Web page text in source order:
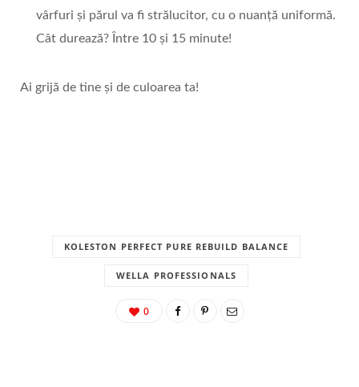
vârfuri și părul va fi strălucitor, cu o nuanță uniformă.
Cât durează? Între 10 și 15 minute!
Ai grijă de tine și de culoarea ta!
KOLESTON PERFECT PURE REBUILD BALANCE
WELLA PROFESSIONALS
0